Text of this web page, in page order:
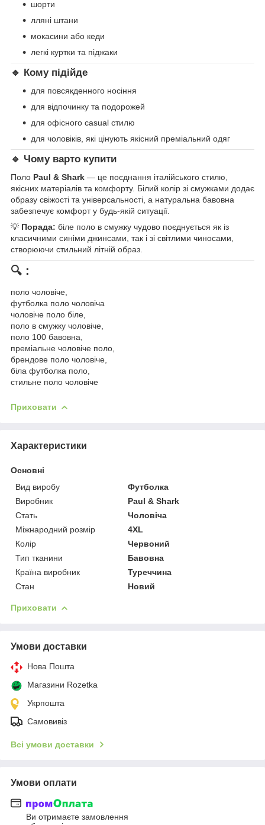
шорти
лляні штани
мокасини або кеди
легкі куртки та піджаки
🔹 Кому підійде
для повсякденного носіння
для відпочинку та подорожей
для офісного casual стилю
для чоловіків, які цінують якісний преміальний одяг
🔹 Чому варто купити
Поло Paul & Shark — це поєднання італійського стилю,
якісних матеріалів та комфорту. Білий колір зі смужками додає
образу свіжості та універсальності, а натуральна бавовна
забезпечує комфорт у будь-якій ситуації.
💡 Порада: біле поло в смужку чудово поєднується як із
класичними синіми джинсами, так і зі світлими чиносами,
створюючи стильний літній образ.
🔍 :
поло чоловіче,
футболка поло чоловіча
чоловіче поло біле,
поло в смужку чоловіче,
поло 100 бавовна,
преміальне чоловіче поло,
брендове поло чоловіче,
біла футболка поло,
стильне поло чоловіче
Приховати
Характеристики
Основні
Вид виробу
Футболка
Виробник
Paul & Shark
Стать
Чоловіча
Міжнародний розмір
4XL
Колір
Червоний
Тип тканини
Бавовна
Країна виробник
Туреччина
Стан
Новий
Приховати
Умови доставки
Нова Пошта
Магазини Rozetka
Укрпошта
Самовивіз
Всі умови доставки
Умови оплати
Ви отримаєте замовлення